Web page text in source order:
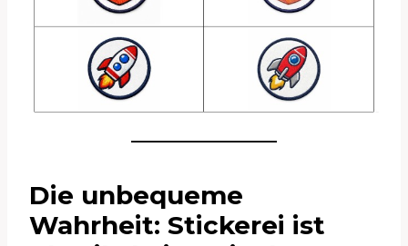
Die unbequeme
Wahrheit: Stickerei ist